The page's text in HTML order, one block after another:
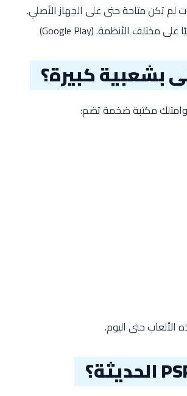
لم تكن متاحة حتى على الجهاز الأصلي.
Google Play
)
الألعاب حتى اليوم.